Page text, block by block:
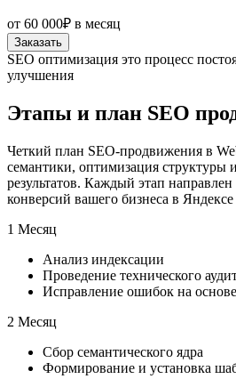
от 60 000₽ в месяц
Заказать
SEO оптимизация это процесс
улучшения
Этапы и план SEO
Четкий план SEO-продвижения в
семантики, оптимизация структуры
результатов. Каждый этап
конверсий вашего бизнеса в
1 Месяц
Анализ индексации
Проведение технического
Исправление ошибок на основе
2 Месяц
Сбор семантического ядра
Формирование и установка